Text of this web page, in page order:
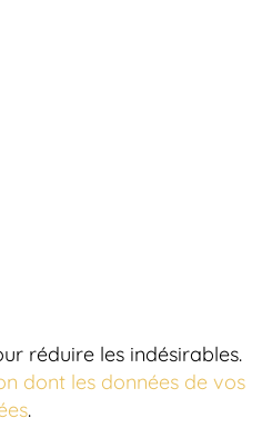
réduire les indésirables.
dont les données de vos
.